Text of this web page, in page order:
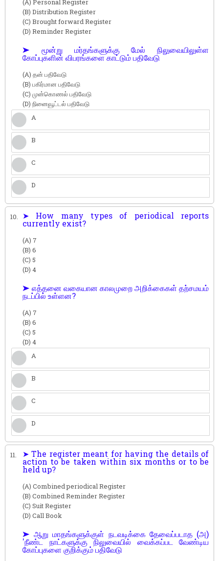
(A) Personal Register
(B) Distribution Register
(C) Brought forward Register
(D) Reminder Register
➤ மூன்று மர்தங்களுக்கு மேல் நிலுவையிலுள்ள
கோப்புகளின் விபரங்களை காட்டும் பதிவேடு
(A) தன் பதிவேடு
(B) பகிர்மான பதிவேடு
(C) முன்கொணல் பதிவேடு
(D) நினைவூட்டல் பதிவேடு
A
B
C
D
10. ➤ How many types of periodical reports
currently exist?
(A) 7
(B) 6
(C) 5
(D) 4
➤ எத்தனை வகையான காலமுறை அறிக்கைகள் தற்சமயம்
நடப்பில் உள்ளன?
(A) 7
(B) 6
(C) 5
(D) 4
A
B
C
D
11. ➤ The register meant for having the details of
action to be taken within six months or to be
held up?
(A) Combined periodical Register
(B) Combined Reminder Register
(C) Suit Register
(D) Call Book
➤ ஆறு மாதங்களுக்குள் நடவடிக்கை தேவைப்படாத (அ)
'நீண்ட நாட்களுக்கு நிலுவையில் வைக்கப்பட வேண்டிய
கோப்புகளை குறிக்கும் பதிவேடு